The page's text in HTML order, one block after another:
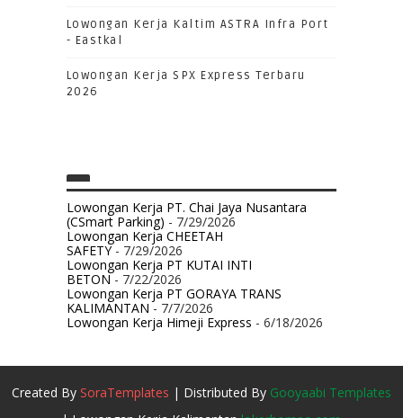
Lowongan Kerja Kaltim ASTRA Infra Port
- Eastkal
Lowongan Kerja SPX Express Terbaru
2026
Lowongan Kerja PT. Chai Jaya Nusantara
(CSmart Parking) - 7/29/2026
Lowongan Kerja CHEETAH
SAFETY- 7/29/2026
Lowongan Kerja PT KUTAI INTI
BETON- 7/22/2026
Lowongan Kerja PT GORAYA TRANS
KALIMANTAN- 7/7/2026
Lowongan Kerja Himeji Express - 6/18/2026
Created By SoraTemplates | Distributed By Gooyaabi Templates